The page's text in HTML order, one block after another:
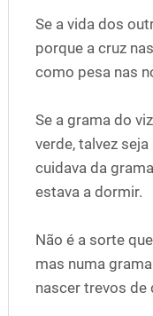
Se a vida dos
porque a cruz
como pesa nas
Se a grama do
verde, talvez
cuidava da
estava a dormir.
Não é a sorte
mas numa
nascer trevos de